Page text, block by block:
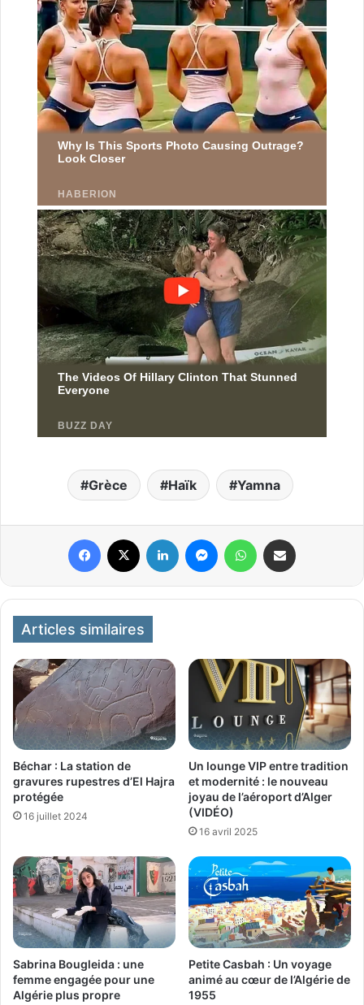
Grèce Haïk Yamna
Articles similaires
Béchar : La station de
gravures rupestres d’El Hajra
protégée
16 juillet 2024
Un lounge VIP entre tradition
et modernité : le nouveau
joyau de l’aéroport d’Alger
(VIDÉO)
16 avril 2025
Sabrina Bougleida : une
femme engagée pour une
Algérie plus propre
Petite Casbah : Un voyage
animé au cœur de l’Algérie de
1955